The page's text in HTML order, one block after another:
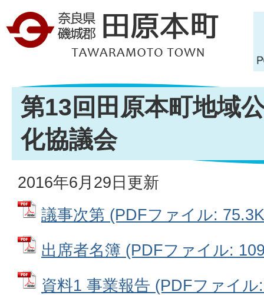
第13回田原本町地域
化協議会
2016年6月29日更新
議事次第 (PDFファイル:
出席者名簿 (PDFファイル:
資料1 事業報告 (PDFファイル